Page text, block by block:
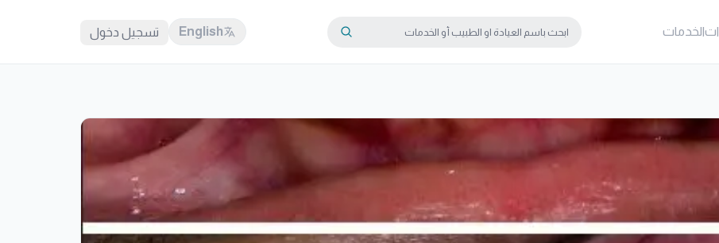
الخدمات English تسجيل دخول